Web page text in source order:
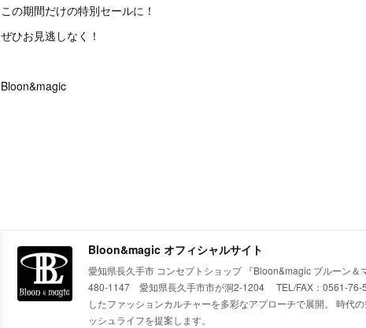
この期間だけの特別セールに！
ぜひお見逃しなく！
Bloon&magic
Bloon&magic オフィシャルサイト
愛知県長久手市 コンセプトショップ 『Bloon&magic ブルーン＆
480-1147 愛知県長久手市市が洞2-1204 TEL/FAX：0561-76-
したファッションカルチャーを多彩なアプローチで展開。 時代
ッシュライフを提案します。